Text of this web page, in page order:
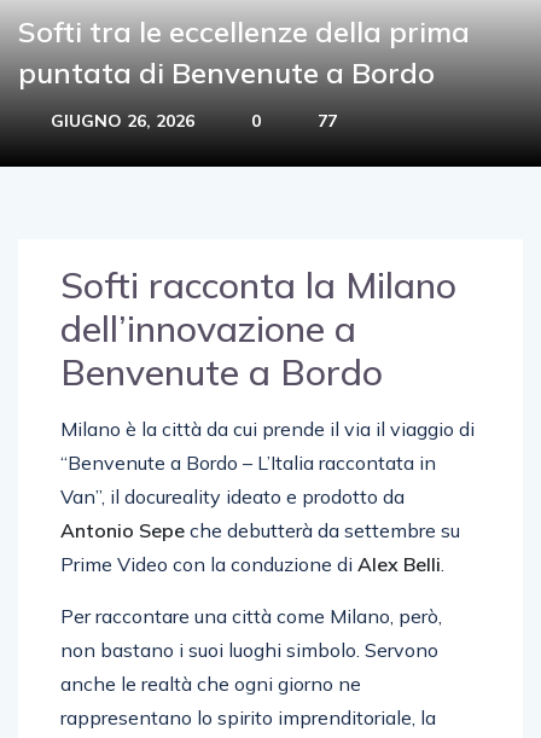
Softi tra le eccellenze della prima
puntata di Benvenute a Bordo
GIUGNO 26, 2026 0 77
Softi racconta la Milano
dell’innovazione a
Benvenute a Bordo
Milano è la città da cui prende il via il viaggio di
“Benvenute a Bordo – L’Italia raccontata in
Van”, il docureality ideato e prodotto da
Antonio Sepe che debutterà da settembre su
Prime Video con la conduzione di Alex Belli.
Per raccontare una città come Milano, però,
non bastano i suoi luoghi simbolo. Servono
anche le realtà che ogni giorno ne
rappresentano lo spirito imprenditoriale, la